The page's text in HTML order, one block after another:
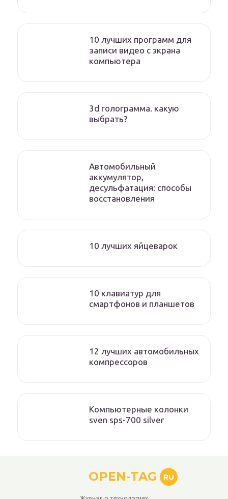
10 лучших программ для
записи видео с экрана
компьютера
3d голограмма. какую
выбрать?
Автомобильный
аккумулятор,
десульфатация: способы
восстановления
10 лучших яйцеварок
10 клавиатур для
смартфонов и планшетов
12 лучших автомобильных
компрессоров
Компьютерные колонки
sven sps-700 silver
OPEN-TAG RU